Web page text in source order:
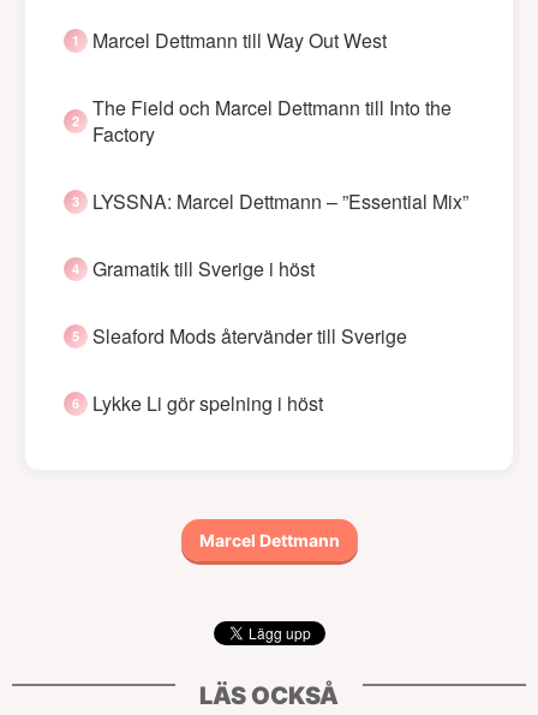
Marcel Dettmann till Way Out West
The Field och Marcel Dettmann till Into the
Factory
LYSSNA: Marcel Dettmann – ”Essential Mix”
Gramatik till Sverige i höst
Sleaford Mods återvänder till Sverige
Lykke Li gör spelning i höst
Marcel Dettmann
LÄS OCKSÅ